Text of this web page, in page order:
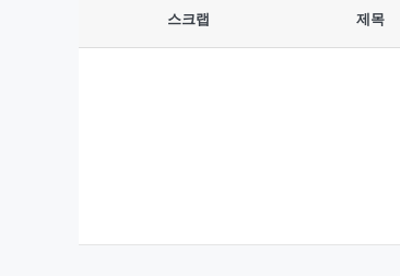
스크랩 제목